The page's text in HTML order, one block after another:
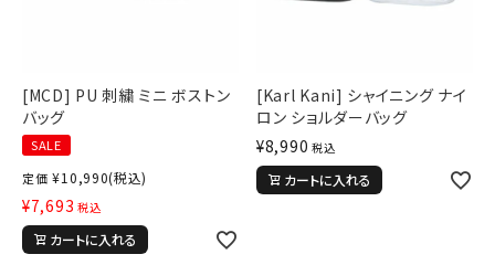
[MCD] PU 刺繍 ミニ ボストン
バッグ
SALE
定価 ¥10,990(税込)
¥7,693 税込
カートに入れる
[Karl Kani] シャイニング ナイ
ロン ショルダーバッグ
¥8,990 税込
カートに入れる